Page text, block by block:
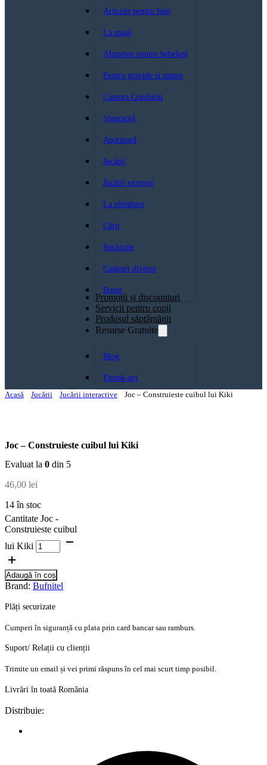
Articole pentru baie
La masă
Alimente pentru bebeluși
Pentru gravide si mame
Camera Copilului
Siguranță
Aparatură
Jucării
Jucării exterior
La plimbare
Cărți
Rechizite
Cadouri diverse
Botez
Promoții și discounturi
Servicii pentru copii
Produsul săptămănii
Resurse Gratuite
Blog
Ebook-uri
Acasă
Jucării Jucării interactive Joc – Construieste cuibul lui Kiki
Joc – Construieste cuibul lui Kiki
Evaluat la 0 din 5
46,00 lei
14 în stoc
Cantitate Joc -
Construieste cuibul
lui Kiki
Adaugă în coș
Brand: Bufnitel
Plăți securizate
Cumperi în siguranță cu plata prin card bancar sau ramburs.
Suport/ Relații cu clienții
Trimite un email și vei primi răspuns în cel mai scurt timp posibil.
Livrări în toată România
Distribuie: